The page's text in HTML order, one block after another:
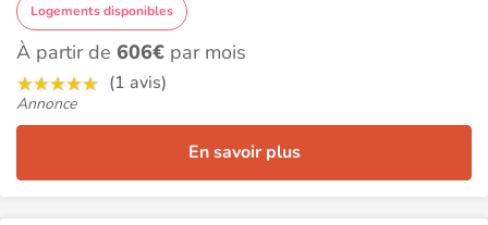
Logements disponibles
À partir de 606€ par mois
(1 avis)
Annonce
En savoir plus